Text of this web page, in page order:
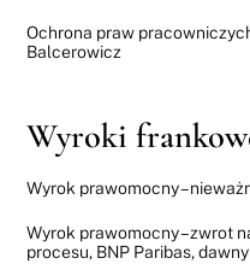
Ochrona praw
Balcerowicz
Wyroki
Wyrok prawomocny –
Wyrok prawomocny – zwrot
procesu, BNP Paribas,